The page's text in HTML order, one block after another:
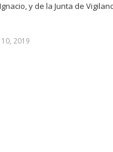
y de la Junta de
2019